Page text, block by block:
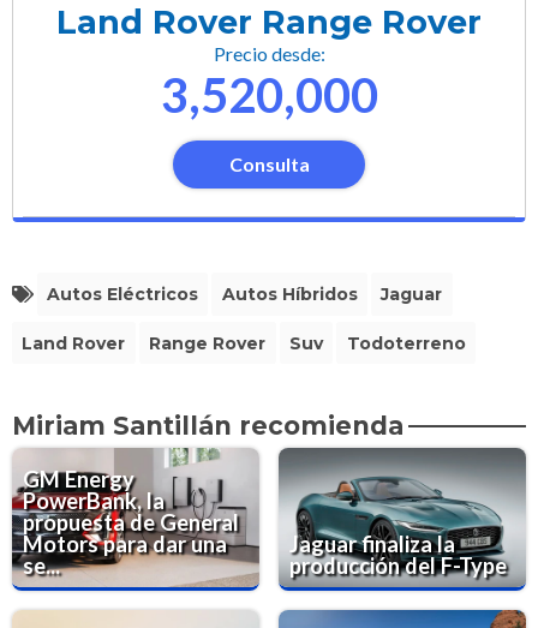
Land Rover Range Rover
Precio desde:
3,520,000
Consulta
Autos Eléctricos Autos Híbridos Jaguar
Land Rover Range Rover Suv Todoterreno
Miriam Santillán recomienda
GM Energy
PowerBank, la
propuesta de General
Motors para dar una
se...
Jaguar finaliza la
producción del F-Type